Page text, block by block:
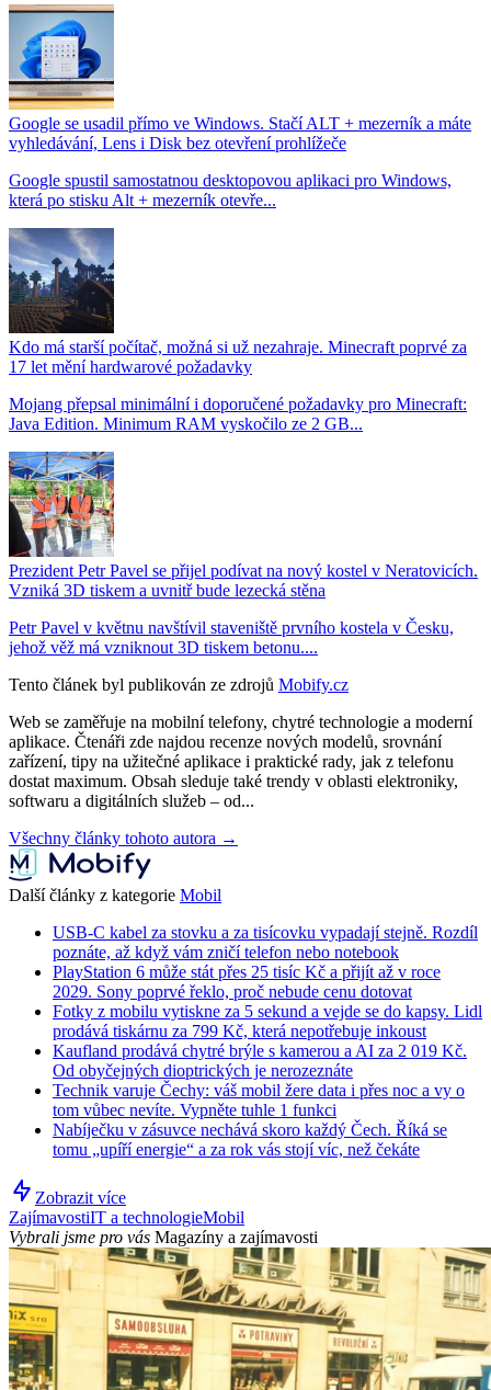
Google se usadil přímo ve Windows. Stačí ALT + mezerník a máte
vyhledávání, Lens i Disk bez otevření prohlížeče
Google spustil samostatnou desktopovou aplikaci pro Windows,
která po stisku Alt + mezerník otevře...
Kdo má starší počítač, možná si už nezahraje. Minecraft poprvé za
17 let mění hardwarové požadavky
Mojang přepsal minimální i doporučené požadavky pro Minecraft:
Java Edition. Minimum RAM vyskočilo ze 2 GB...
Prezident Petr Pavel se přijel podívat na nový kostel v Neratovicích.
Vzniká 3D tiskem a uvnitř bude lezecká stěna
Petr Pavel v květnu navštívil staveniště prvního kostela v Česku,
jehož věž má vzniknout 3D tiskem betonu....
Tento článek byl publikován ze zdrojů Mobify.cz
Web se zaměřuje na mobilní telefony, chytré technologie a moderní
aplikace. Čtenáři zde najdou recenze nových modelů, srovnání
zařízení, tipy na užitečné aplikace i praktické rady, jak z telefonu
dostat maximum. Obsah sleduje také trendy v oblasti elektroniky,
softwaru a digitálních služeb – od...
Všechny články tohoto autora →
Další články z kategorie Mobil
USB-C kabel za stovku a za tisícovku vypadají stejně. Rozdíl
poznáte, až když vám zničí telefon nebo notebook
PlayStation 6 může stát přes 25 tisíc Kč a přijít až v roce
2029. Sony poprvé řeklo, proč nebude cenu dotovat
Fotky z mobilu vytiskne za 5 sekund a vejde se do kapsy. Lidl
prodává tiskárnu za 799 Kč, která nepotřebuje inkoust
Kaufland prodává chytré brýle s kamerou a AI za 2 019 Kč.
Od obyčejných dioptrických je nerozeznáte
Technik varuje Čechy: váš mobil žere data i přes noc a vy o
tom vůbec nevíte. Vypněte tuhle 1 funkci
Nabíječku v zásuvce nechává skoro každý Čech. Říká se
tomu „upíří energie“ a za rok vás stojí víc, než čekáte
Zobrazit více
ZajímavostiIT a technologieMobil
Vybrali jsme pro vás Magazíny a zajímavosti